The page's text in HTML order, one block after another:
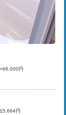
円
円 円
円